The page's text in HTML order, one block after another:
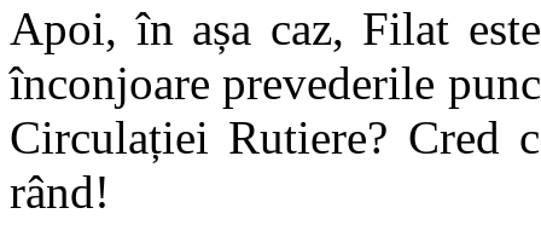
Apoi, în așa caz, Filat
înconjoare prevederile
Circulației Rutiere? Cred
rând!